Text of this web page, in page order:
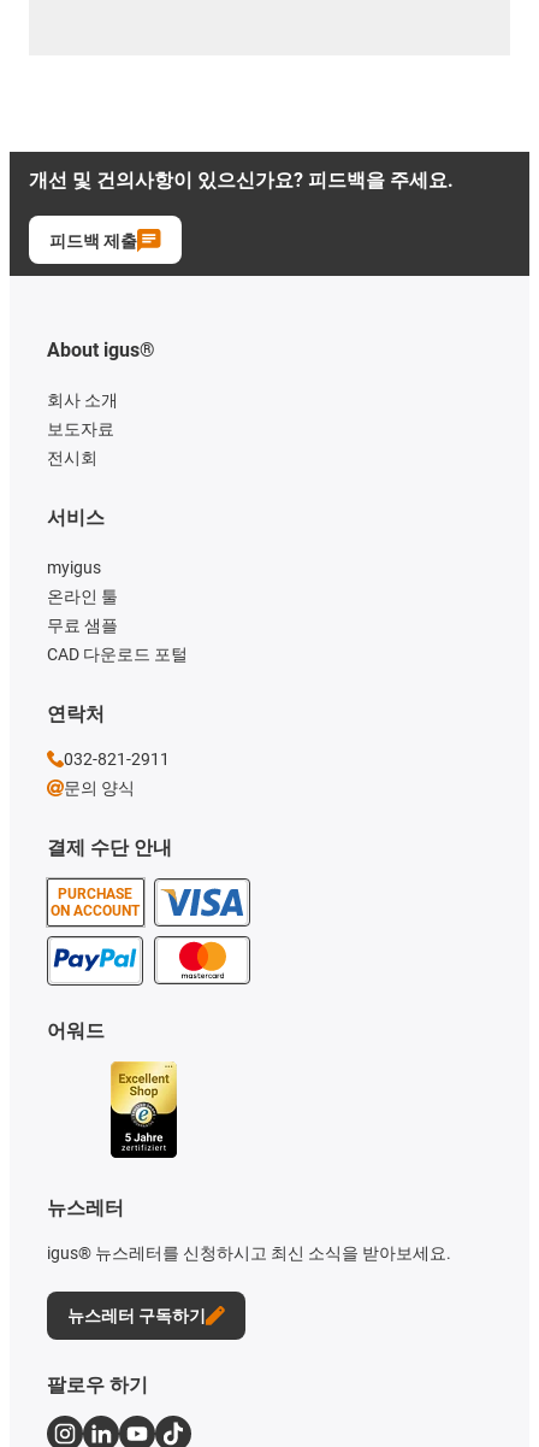
개선 및 건의사항이 있으신가요? 피드백을 주세요.
피드백 제출
About igus®
회사 소개
보도자료
전시회
결제 수단 안내
PURCHASE
ON ACCOUNT
서비스
myigus
온라인 툴
무료 샘플
CAD 다운로드 포털
어워드
뉴스레터
igus® 뉴스레터를 신청하시고 최신 소식을 받아보세요.
뉴스레터 구독하기
연락처
032-821-2911
문의 양식
팔로우 하기